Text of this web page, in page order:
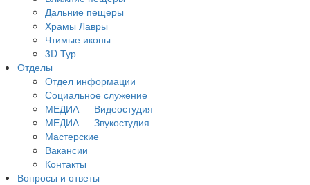
Дальние пещеры
Храмы Лавры
Чтимые иконы
3D Тур
Отделы
Отдел информации
Социальное служение
МЕДИА — Видеостудия
МЕДИА — Звукостудия
Мастерские
Вакансии
Контакты
Вопросы и ответы